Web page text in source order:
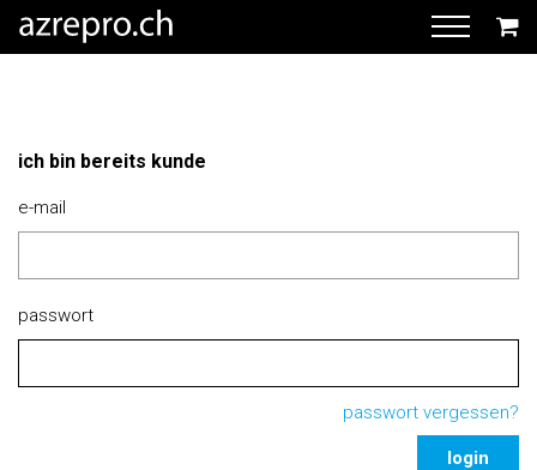
ich bin bereits kunde
e-mail
passwort
passwort vergessen?
login